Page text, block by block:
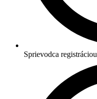
Sprievodca registráciou